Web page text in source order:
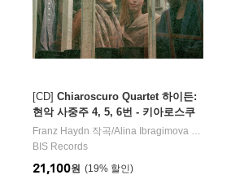
Franz Haydn 작곡 외 9명
,Ludwig van Beethoven
[CD] Chiaroscuro Quartet 하이든:
현악 사중주 4, 5, 6번 - 키아로스쿠
로 사중주단
Franz Haydn 작곡/Alina Ibragimova
BIS Records
19%
21,100원